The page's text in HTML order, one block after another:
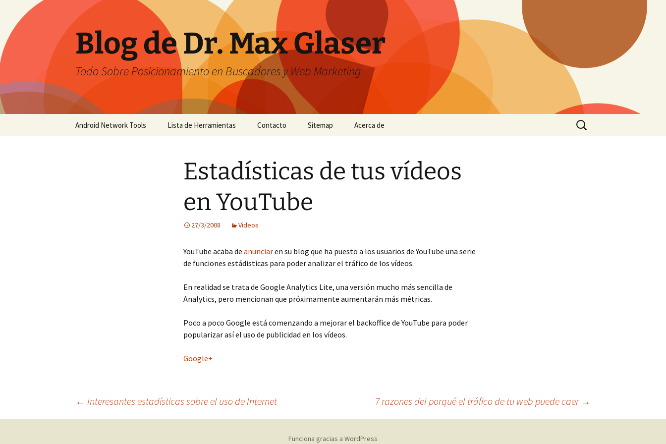
contenido
Blog de Dr. Max Glaser
Todo Sobre Posicionamiento en Buscadores y Web Marketing
Android Network Tools Lista de Herramientas Contacto Sitemap Acerca de
Buscar:
Estadísticas de tus vídeos
en YouTube
27/3/2008 Videos
YouTube acaba de anunciaren su blog que ha puesto a los usuarios de YouTube una serie
de funciones estádisticas para poder analizar el tráfico de los vídeos.
En realidad se trata de Google Analytics Lite, una versión mucho más sencilla de
Analytics, pero mencionan que próximamente aumentarán más métricas.
Poco a poco Google está comenzando a mejorar el backoffice de YouTube para poder
popularizar así el uso de publicidad en los vídeos.
Google+
Navegación
← Interesantes estadísticas sobre el uso de Internet 7 razones del porqué el tráfico de tu web puede caer →
Funciona gracias a WordPress